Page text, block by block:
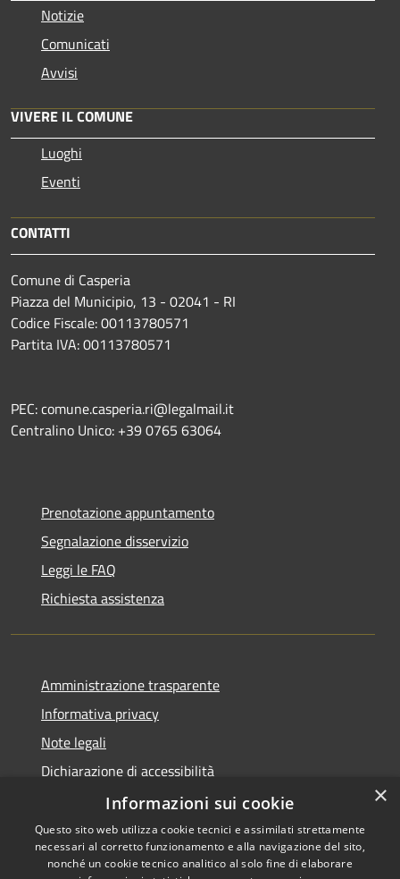
Notizie
Comunicati
Avvisi
VIVERE IL COMUNE
Luoghi
Eventi
CONTATTI
Comune di Casperia
Piazza del Municipio, 13 - 02041 - RI
Codice Fiscale: 00113780571
Partita IVA: 00113780571
PEC: comune.casperia.ri@legalmail.it
Centralino Unico: +39 0765 63064
Prenotazione appuntamento
Segnalazione disservizio
Leggi le FAQ
Richiesta assistenza
Amministrazione trasparente
Informativa privacy
Note legali
Dichiarazione di accessibilità
Copyright © 2026 • Comune di
×
Informazioni sui cookie
Questo sito web utilizza cookie tecnici e assimilati strettamente
necessari al corretto funzionamento e alla navigazione del sito,
nonché un cookie tecnico analitico al solo fine di elaborare